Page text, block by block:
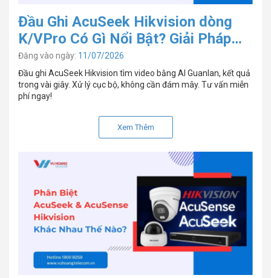
Đầu Ghi AcuSeek Hikvision dòng
K/VPro Có Gì Nổi Bật? Giải Pháp
Tìm Kiếm Video Bằng AI
Đăng vào ngày: 11/07/2026
Đầu ghi AcuSeek Hikvision tìm video bằng AI Guanlan, kết quả
trong vài giây. Xử lý cục bộ, không cần đám mây. Tư vấn miễn
phí ngay!
Xem Thêm